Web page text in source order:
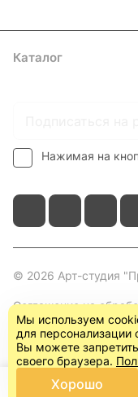
Каталог
Нажимая на
© 2026 Арт-студия
Соглашение на
персональных
Мы используем
для персонализации
Вы можете
своего браузера.
Хорошо